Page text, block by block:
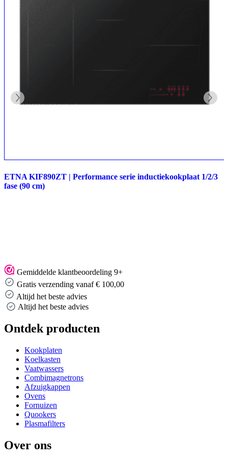
ETNA KIF890ZT | Performance serie inductiekookplaat 1/2/3
fase (90 cm)
Gemiddelde klantbeoordeling 9+
Gratis verzending vanaf € 100,00
Altijd het beste advies
Altijd het beste advies
Ontdek producten
Kookplaten
Koelkasten
Vaatwassers
Combimagnetrons
Afzuigkappen
Ovens
Fornuizen
Quookers
Plasmafilters
Over ons